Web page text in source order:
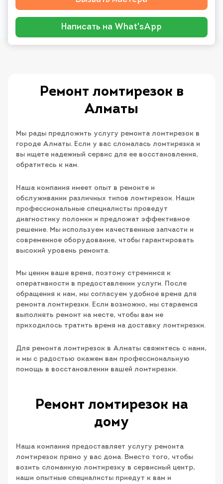
Написать на What'sApp
Ремонт ломтирезок в
Алматы
Мы рады предложить услугу ремонта ломтирезок в
городе Алматы. Если у вас сломалась ломтирезка и
вы ищете надежный сервис для ее восстановления,
обратитесь к нам.
Наша компания имеет опыт в ремонте и
обслуживании различных типов ломтирезок. Наши
профессиональные специалисты проведут
диагностику поломки и предложат эффективное
решение. Мы используем качественные запчасти и
современное оборудование, чтобы гарантировать
высокий уровень ремонта.
Мы ценим ваше время, поэтому стремимся к
оперативности в предоставлении услуги. После
обращения к нам, мы согласуем удобное время для
ремонта ломтирезки. Если возможно, мы стараемся
выполнять ремонт на месте, чтобы вам не
приходилось тратить время на доставку ломтирезки.
Для ремонта ломтирезок в Алматы свяжитесь с нами,
и мы с радостью окажем вам профессиональную
помощь в восстановлении вашей ломтирезки.
Ремонт ломтирезок на
дому
Наша компания предоставляет услугу ремонта
ломтирезок прямо у вас дома. Вместо того, чтобы
возить сломанную ломтирезку в сервисный центр,
наши опытные специалисты приедут к вам и